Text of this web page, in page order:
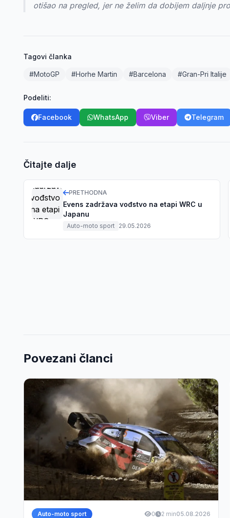
otišao na pregled, jer ne želim da dobijem daljnje
Tagovi članka
#MotoGP #Horhe Martin #Barcelona #Gran-Pri Italije
Podeliti:
Facebook WhatsApp Viber Telegram
Čitajte dalje
PRETHODNA
Evens zadržava vođstvo na etapi WRC u
Japanu
Auto-moto sport 29.05.2026
Povezani članci
Auto-moto sport 0 2 min05.08.2026